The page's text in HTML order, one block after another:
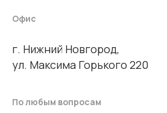
Офис
г. Нижний Новгород,
ул. Максима Горького 220
По любым вопросам